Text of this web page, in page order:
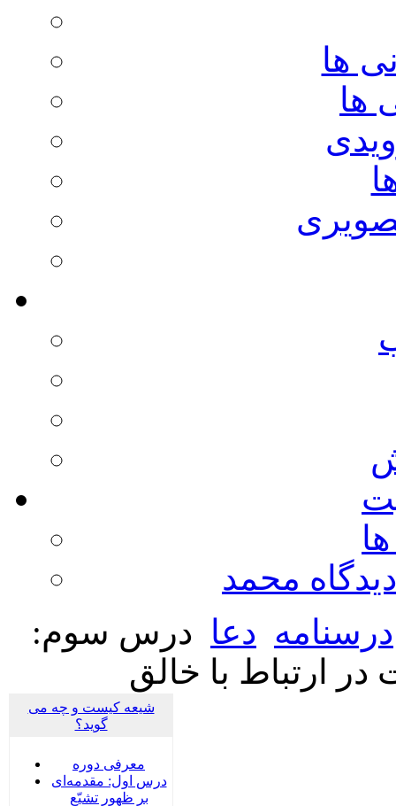
ها
ها
محمد
درسنامه دعا درس سوم:
ارتباط با خالق
شیعه کیست و چه می
گوید؟
معرفی دوره
درس اول: مقدمه‌ای
بر ظهور تشیّع